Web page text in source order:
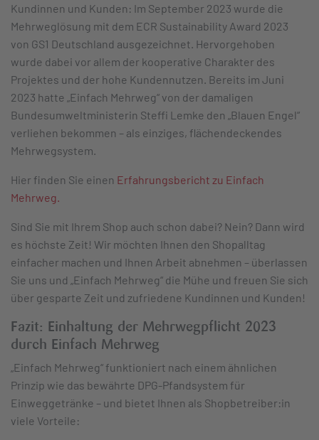
Kundinnen und Kunden: Im September 2023 wurde die
Mehrweglösung mit dem ECR Sustainability Award 2023
von GS1 Deutschland ausgezeichnet. Hervorgehoben
wurde dabei vor allem der kooperative Charakter des
Projektes und der hohe Kundennutzen. Bereits im Juni
2023 hatte „Einfach Mehrweg“ von der damaligen
Bundesumweltministerin Steffi Lemke den „Blauen Engel“
verliehen bekommen – als einziges, flächendeckendes
Mehrwegsystem.
Hier finden Sie einen Erfahrungsbericht zu Einfach
Mehrweg.
Sind Sie mit Ihrem Shop auch schon dabei? Nein? Dann wird
es höchste Zeit! Wir möchten Ihnen den Shopalltag
einfacher machen und Ihnen Arbeit abnehmen – überlassen
Sie uns und „Einfach Mehrweg“ die Mühe und freuen Sie sich
über gesparte Zeit und zufriedene Kundinnen und Kunden!
Fazit: Einhaltung der Mehrwegpflicht 2023
durch Einfach Mehrweg
„Einfach Mehrweg“ funktioniert nach einem ähnlichen
Prinzip wie das bewährte DPG-Pfandsystem für
Einweggetränke – und bietet Ihnen als Shopbetreiber:in
viele Vorteile: